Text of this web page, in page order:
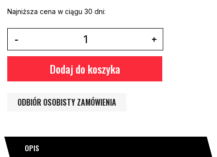
Najniższa cena w ciągu 30 dni:
Dodaj do koszyka
ODBIÓR OSOBISTY ZAMÓWIENIA
OPIS